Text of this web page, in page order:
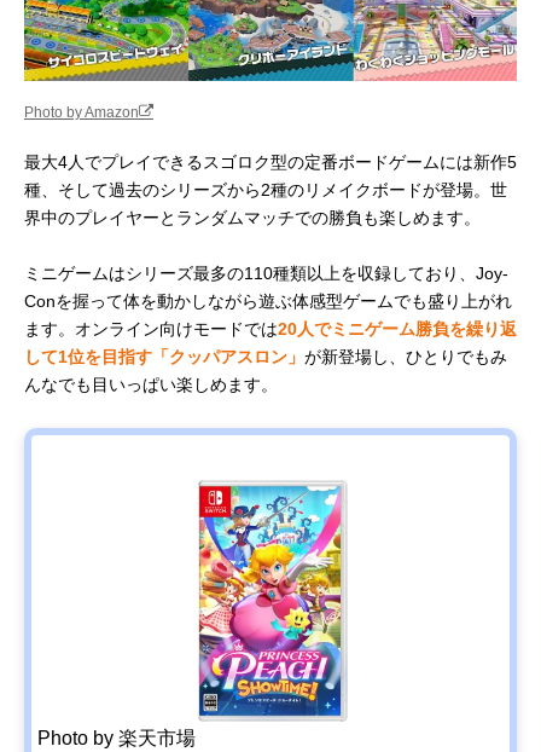
Photo by Amazon
最大4人でプレイできるスゴロク型の定番ボードゲームには新作5
種、そして過去のシリーズから2種のリメイクボードが登場。世
界中のプレイヤーとランダムマッチでの勝負も楽しめます。
ミニゲームはシリーズ最多の110種類以上を収録しており、Joy-
Conを握って体を動かしながら遊ぶ体感型ゲームでも盛り上がれ
ます。オンライン向けモードでは20人でミニゲーム勝負を繰り返
して1位を目指す「クッパアスロン」 が新登場し、ひとりでもみ
んなでも目いっぱい楽しめます。
Photo by 楽天市場